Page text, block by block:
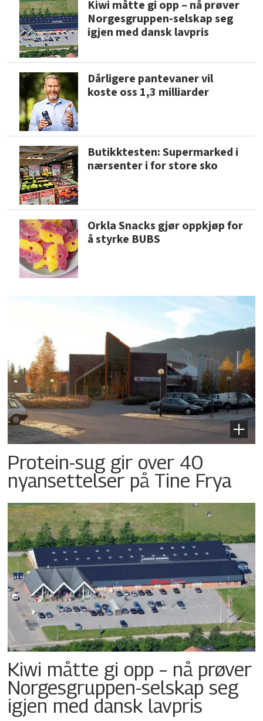
Kiwi måtte gi opp – nå prøver
Norgesgruppen-selskap seg
igjen med dansk lavpris
Dårligere pantevaner vil
koste oss 1,3 milliarder
Butikktesten: Supermarked i
nærsenter i for store sko
Orkla Snacks gjør oppkjøp for
å styrke BUBS
Protein-sug gir over 40
nyansettelser på Tine Frya
Kiwi måtte gi opp – nå prøver
Norgesgruppen-selskap seg
igjen med dansk lavpris